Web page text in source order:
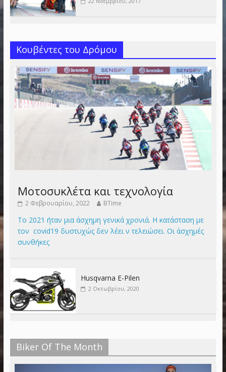
Κουβέντες του Δρόμου
Μοτοσυκλέτα και τεχνολογία
2 Φεβρουαρίου, 2022 BTime
Το 2021 ήταν μια άσχημη γενικά χρονιά. Η κατάσταση με
τον covid19 δυστυχώς δεν λέει ν τελειώσει. Οι άσχημές
συνθήκες
Husqvarna E-Pilen
2 Οκτωβρίου, 2020
Biker Of The Month